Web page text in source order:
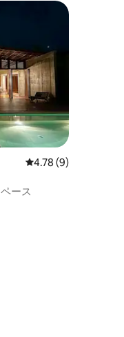
レビュー9件、5つ星
4.78 (9)
ース